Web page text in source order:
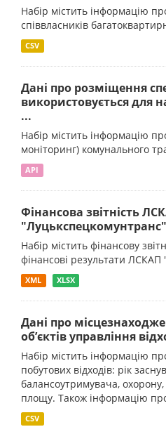
Набір містить інформацію
співвласників
CSV
Дані про розміщення
використовується для
...
Набір містить інформацію
моніторинг) комунального
API
Фінансова звітність
"Луцькспецкомунтранс"
Набір містить фінансову
фінансові результати
XML XLSX
Дані про
об’єктів управління
Набір містить інформацію
побутових відходів: рік
балансоутримувача,
площу. Також інформацію
CSV